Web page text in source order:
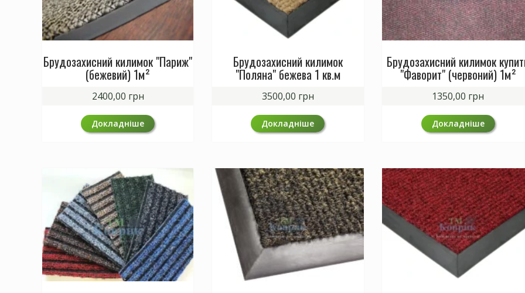
Брудозахисний килимок "Париж"
(бежевий) 1м²
2400,00 грн
Докладніше
Брудозахисний килимок
"Поляна" бежева 1 кв.м
3500,00 грн
Докладніше
Брудозахисний килимок
"Фаворит" (червоний) 1м²
1350,00 грн
Докладніше